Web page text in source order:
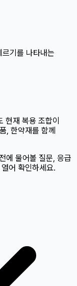
기를 나타내는
현재 복용 조합이
, 한약재를 함께
에 물어볼 질문, 응급
어 확인하세요.